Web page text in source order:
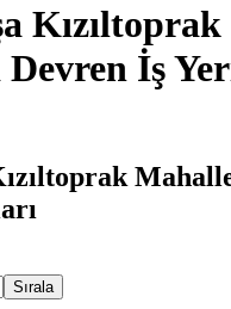
Kızıltoprak
İş
Sırala